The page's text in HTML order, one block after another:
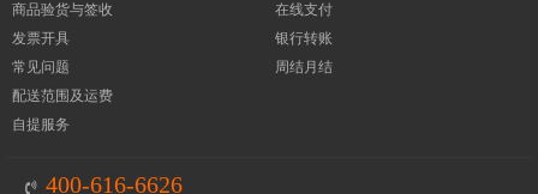
商品验货与签收
发票开具
常见问题
配送范围及运费
自提服务
在线支付
银行转账
周结月结
400-616-6626